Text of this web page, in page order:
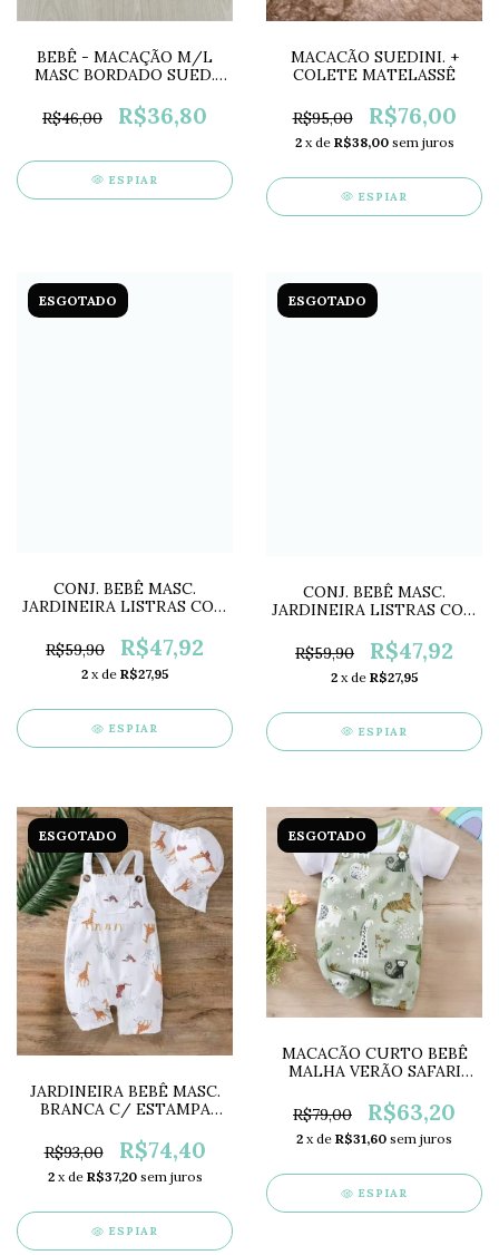
BEBÊ - MACAÇÃO M/L
MASC BORDADO SUED.
BM6902M
R$46,00 R$36,80
ESPIAR
MACACÃO SUEDINI. +
COLETE MATELASSÊ
R$95,00 R$76,00
2 x de R$38,00 sem juros
ESPIAR
ESGOTADO
CONJ. BEBÊ MASC.
JARDINEIRA LISTRAS COM
R$59,90
R$47,92
2 x de R$27,95
ESPIAR
ESGOTADO
CONJ. BEBÊ MASC.
JARDINEIRA LISTRAS COM
R$59,90
R$47,92
2 x de R$27,95
ESPIAR
ESGOTADO
JARDINEIRA BEBÊ MASC.
BRANCA C/ ESTAMPA
LC0631
R$93,00 R$74,40
2 x de R$37,20 sem juros
ESPIAR
ESGOTADO
MACACÃO CURTO BEBÊ
MALHA VERÃO SAFARI
R$79,00
R$63,20
2 x de R$31,60 sem juros
ESPIAR